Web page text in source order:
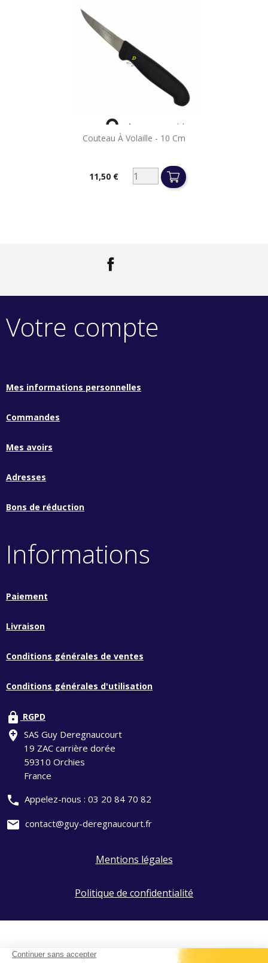
Couteau À Volaille - 10 Cm
11,50 €
 Aperçu rapide
Votre compte
Mes informations personnelles
Commandes
Mes avoirs
Adresses
Bons de réduction
Informations
Paiement
Livraison
Conditions générales de ventes
Conditions générales d'utilisation
lock RGPD
add_location SAS Guy Deregnaucourt
19 ZAC carrière dorée
59310 Orchies
France
phone Appelez-nous : 03 20 84 70 82
mail contact@guy-deregnaucourt.fr
Mentions légales
Politique de confidentialité